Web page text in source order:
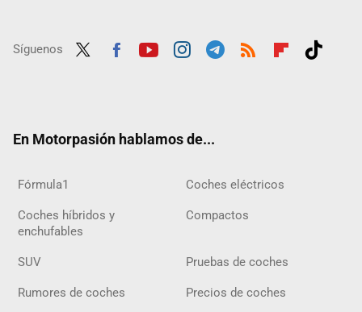
Síguenos
En Motorpasión hablamos de...
Fórmula1 Coches eléctricos
Coches híbridos y
enchufables
Compactos
SUV Pruebas de coches
Rumores de coches Precios de coches